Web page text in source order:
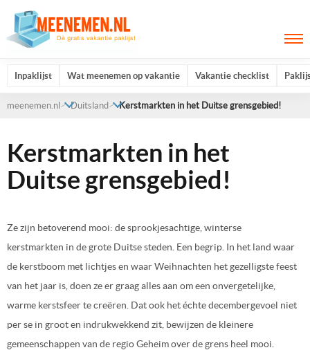
Inpaklijst Wat meenemen op vakantie Vakantie checklist
meenemen.nl Duitsland Kerstmarkten in het Duitse grensgebied!
Kerstmarkten in het
Duitse grensgebied!
Ze zijn betoverend mooi: de sprookjesachtige, winterse
kerstmarkten in de grote Duitse steden. Een begrip. In het land waar
de kerstboom met lichtjes en waar Weihnachten het gezelligste feest
van het jaar is, doen ze er graag alles aan om een onvergetelijke,
warme kerstsfeer te creëren. Dat ook het échte decembergevoel niet
per se in groot en indrukwekkend zit, bewijzen de kleinere
gemeenschappen van de regio Geheim over de grens heel mooi.